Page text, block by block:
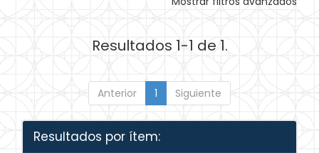
Resultados 1-1 de 1.
Anterior 1 Siguiente
Resultados por ítem: